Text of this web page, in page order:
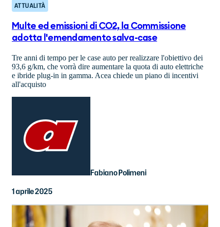
ATTUALITÀ
Multe ed emissioni di CO2, la Commissione
adotta l'emendamento salva-case
Tre anni di tempo per le case auto per realizzare l'obiettivo dei
93,6 g/km, che vorrà dire aumentare la quota di auto elettriche
e ibride plug-in in gamma. Acea chiede un piano di incentivi
all'acquisto
Fabiano Polimeni
1 aprile 2025